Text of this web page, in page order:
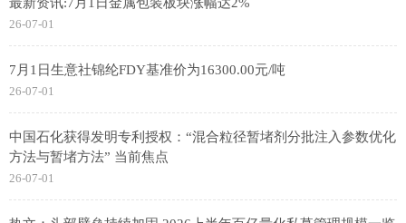
26-07-01
7月1日生意社锦纶FDY基准价为16300.00元/吨
26-07-01
中国石化获得发明专利授权：“混合粒径暂堵剂分批注入参数优化
方法与暂堵方法” 当前焦点
26-07-01